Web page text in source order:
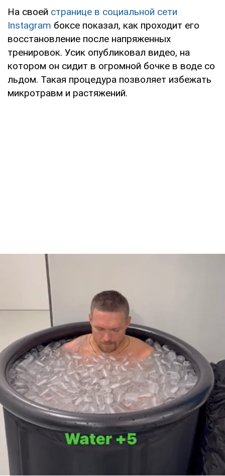
На своей странице в социальной сети
Instagram боксе показал, как проходит его
восстановление после напряженных
тренировок. Усик опубликовал видео, на
котором он сидит в огромной бочке в воде со
льдом. Такая процедура позволяет избежать
микротравм и растяжений.